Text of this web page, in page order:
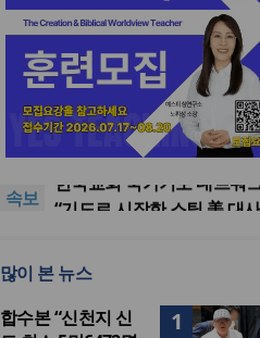
속보
한기연 “전쟁을 부르는 정책
중단하라”
정신건강 치료 인프라 부족
정신질환 평생유병률
대한민국 경찰을 품는 기도
‘느헤미야 연합기도회’ 시작
“기도로 시작한 스틸 美 대
정신질환 평생유병률 27.8%,
중증 입원·재활 확충 과제
많이 본 뉴스
1
합수본 “신천지 신